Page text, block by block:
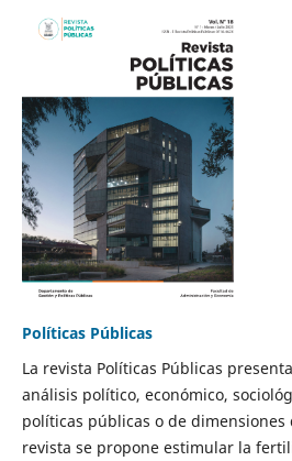
Políticas Públicas
La revista Políticas Públicas
análisis político, económico,
políticas públicas o de dimensiones
revista se propone estimular la